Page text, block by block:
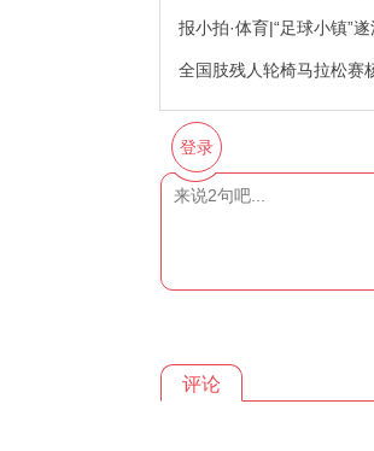
报小拍·体育|“足球小镇”
全国肢残人轮椅马拉松赛
登录
评论